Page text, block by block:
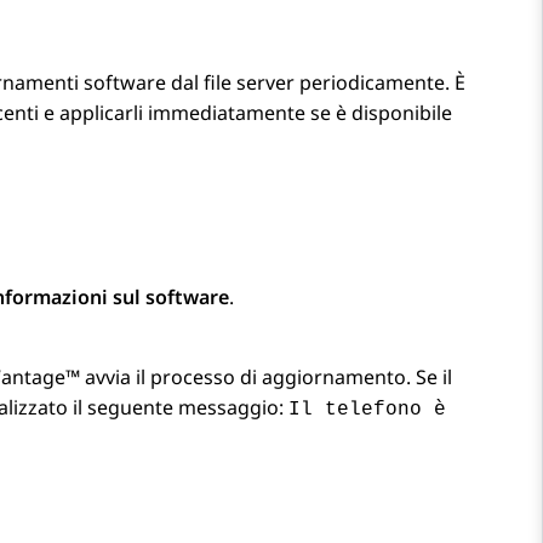
software dal file server periodicamente. È
e applicarli immediatamente se è disponibile
sul software.
avvia il processo di aggiornamento. Se il
il seguente messaggio: Il telefono è